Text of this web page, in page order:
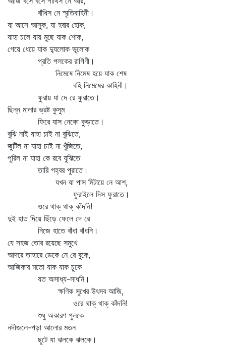
বাঁধিস নে স্মৃতিবাহিনী।
যা আসে আসুক, যা হবার হোক,
যাহা চলে যায় মুছে যাক শোক,
গেয়ে ধেয়ে যাক দ্যুলোক ভূলোক
প্রতি পলকের রাগিণী।
নিমেষে নিমেষ হয়ে যাক শেষ
বহি নিমেষের কাহিনী।
ফুরায় যা দে রে ফুরাতে।
ছিন্ন মালার ভ্রষ্ট কুসুম
ফিরে যাস নেকো কুড়াতে।
বুঝি নাই যাহা চাই না বুঝিতে,
জুটিল না যাহা চাই না খুঁজিতে,
পুরিল না যাহা কে রবে যুঝিতে
তারি গহ্বর পুরাতে।
যখন যা পাস মিটায়ে নে আশ,
ফুরাইলে দিস ফুরাতে।
ওরে থাক্‌ থাক্‌ কাঁদনি!
দুই হাত দিয়ে ছিঁড়ে ফেলে দে রে
নিজে হাতে বাঁধা বাঁধনি।
যে সহজ তোর রয়েছে সমুখে
আদরে তাহারে ডেকে নে রে বুকে,
আজিকার মতো যাক যাক চুকে
যত অসাধ্য-সাধনি।
ক্ষণিক সুখের উৎসব আজি,
ওরে থাক্‌ থাক্‌ কাঁদনি!
শুধু অকারণ পুলকে
নদীজলে-পড়া আলোর মতন
ছুটে যা ঝলকে ঝলকে।